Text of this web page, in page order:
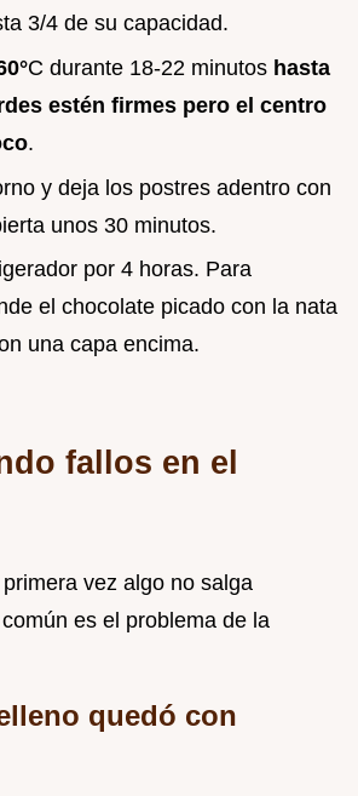
3/4 de su capacidad.
C durante 18-22 minutos hasta
estén firmes pero el centro
.
y deja los postres adentro con
unos 30 minutos.
por 4 horas. Para
el chocolate picado con la nata
una capa encima.
fallos en el
vez algo no salga
es el problema de la
quedó con